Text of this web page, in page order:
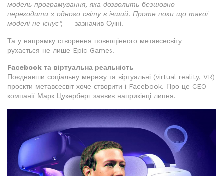
модель програмування, яка дозволить безшовно
переходити з одного світу в інший. Проте поки що такої
моделі не існує", — зазначив Суіні.
Та у напрямку створення повноцінного метавсесвіту
рухається не лише Epic Games.
Facebook та віртуальна реальність
Поєднавши соціальну мережу та віртуальні (virtual reality, VR)
проєкти метавсесвіт хоче створити і Facebook. Про це CEO
компанії Марк Цукерберг заявив наприкінці липня.